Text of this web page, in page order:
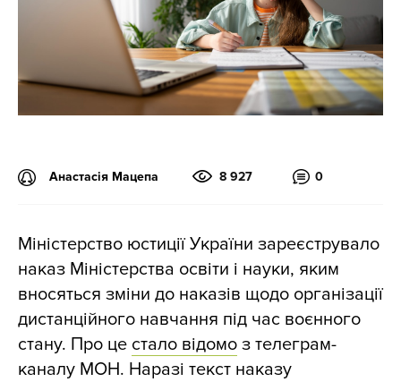
Анастасія Мацепа 8 927 0
Міністерство юстиції України зареєструвало
наказ Міністерства освіти і науки, яким
вносяться зміни до наказів щодо організації
дистанційного навчання під час воєнного
стану. Про це стало відомо з телеграм-
каналу МОН. Наразі текст наказу